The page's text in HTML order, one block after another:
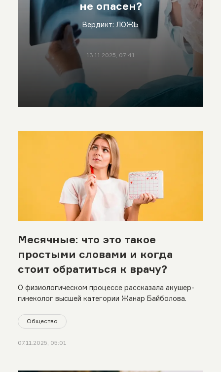
не опасен?
Вердикт: ЛОЖЬ
13.11.2025, 07:41
Месячные: что это такое
простыми словами и когда
стоит обратиться к врачу?
О физиологическом процессе рассказала акушер-
гинеколог высшей категории Жанар Байболова.
Общество
07.11.2025, 05:01